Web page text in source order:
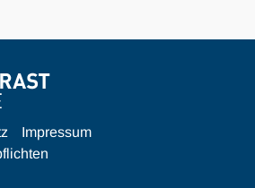
Impressum